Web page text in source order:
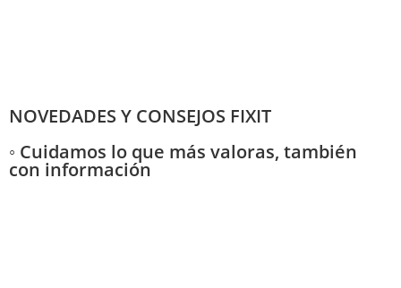
NOVEDADES Y CONSEJOS FIXIT
◦ Cuidamos lo que más valoras, también
con información